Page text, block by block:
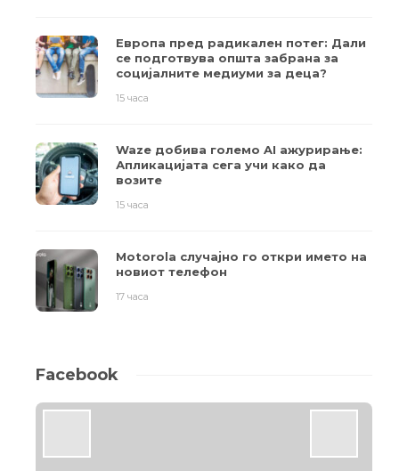
Европа пред радикален потег: Дали
се подготвува општа забрана за
социјалните медиуми за деца?
15 часа
Waze добива големо AI ажурирање:
Апликацијата сега учи како да
возите
15 часа
Motorola случајно го откри името на
новиот телефон
17 часа
Facebook